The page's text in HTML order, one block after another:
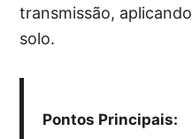
transmissão,
solo.
Pontos Principais: